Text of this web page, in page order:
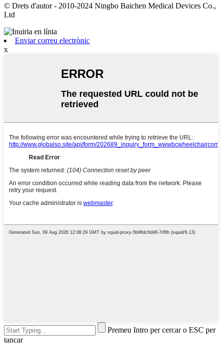
© Drets d'autor - 2010-2024 Ningbo Baichen Medical Devices Co.,
Ltd
Enviar correu electrònic
x
Premeu Intro per cercar o ESC per
tancar